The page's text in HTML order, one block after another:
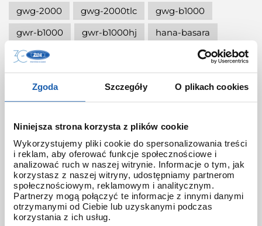
Zgoda Szczegóły O plikach cookies
Niniejsza strona korzysta z plików cookie
Wykorzystujemy pliki cookie do spersonalizowania treści
i reklam, aby oferować funkcje społecznościowe i
analizować ruch w naszej witrynie. Informacje o tym, jak
korzystasz z naszej witryny, udostępniamy partnerom
społecznościowym, reklamowym i analitycznym.
Partnerzy mogą połączyć te informacje z innymi danymi
otrzymanymi od Ciebie lub uzyskanymi podczas
korzystania z ich usług.
gwg-2000
gwg-2000tlc
gwg-b1000
gwr-b1000
gwr-b1000hj
hana-basara
hidden talents
ignite red
illuminator g-shock
jak skrócić bransoletę w g-shock?
jak ustawić zegarek g-shock ga-2100?
jak włączyć podświetlenie w zegarku
jak wymienić baterię gshock?